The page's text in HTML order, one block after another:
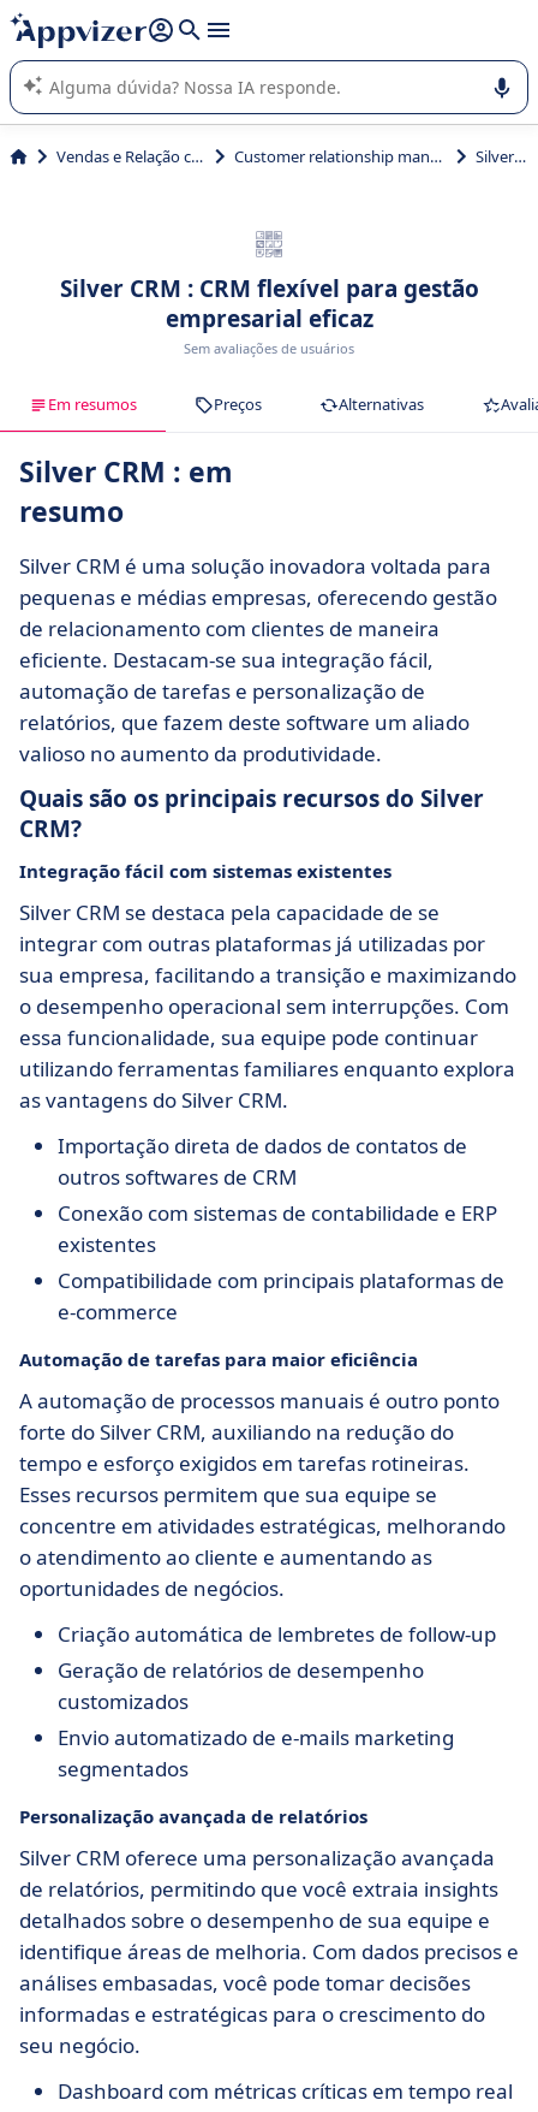
de nossa IA (várias linhas com
A IA do Appvizer o orienta no uso ou na seleção de software
SaaS para sua empresa.
Vendas e Relação com Cliente Customer relationship management (CRM) Silver CRM
Silver CRM : CRM flexível para gestão
empresarial eficaz
Sem avaliações de usuários
Em resumos Preços Alternativas
Silver CRM : em
resumo
Silver CRM é uma solução inovadora voltada para
pequenas e médias empresas, oferecendo gestão
de relacionamento com clientes de maneira
eficiente. Destacam-se sua integração fácil,
automação de tarefas e personalização de
relatórios, que fazem deste software um aliado
valioso no aumento da produtividade.
Quais são os principais recursos do Silver
CRM?
Integração fácil com sistemas existentes
Silver CRM se destaca pela capacidade de se
integrar com outras plataformas já utilizadas por
sua empresa, facilitando a transição e maximizando
o desempenho operacional sem interrupções. Com
essa funcionalidade, sua equipe pode continuar
utilizando ferramentas familiares enquanto explora
as vantagens do Silver CRM.
Importação direta de dados de contatos de
outros softwares de CRM
Conexão com sistemas de contabilidade e ERP
existentes
Compatibilidade com principais plataformas de
e-commerce
Automação de tarefas para maior eficiência
A automação de processos manuais é outro ponto
forte do Silver CRM, auxiliando na redução do
tempo e esforço exigidos em tarefas rotineiras.
Esses recursos permitem que sua equipe se
concentre em atividades estratégicas, melhorando
o atendimento ao cliente e aumentando as
oportunidades de negócios.
Criação automática de lembretes de follow-up
Geração de relatórios de desempenho
customizados
Envio automatizado de e-mails marketing
segmentados
Personalização avançada de relatórios
Silver CRM oferece uma personalização avançada
de relatórios, permitindo que você extraia insights
detalhados sobre o desempenho de sua equipe e
identifique áreas de melhoria. Com dados precisos e
análises embasadas, você pode tomar decisões
informadas e estratégicas para o crescimento do
seu negócio.
Dashboard com métricas críticas em tempo real